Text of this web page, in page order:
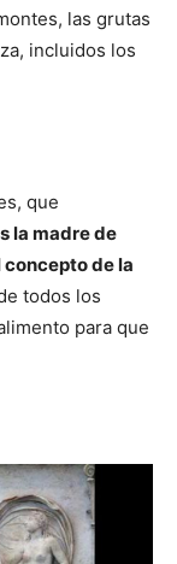
las grutas
incluidos los
que
la madre de
concepto de la
todos los
para que